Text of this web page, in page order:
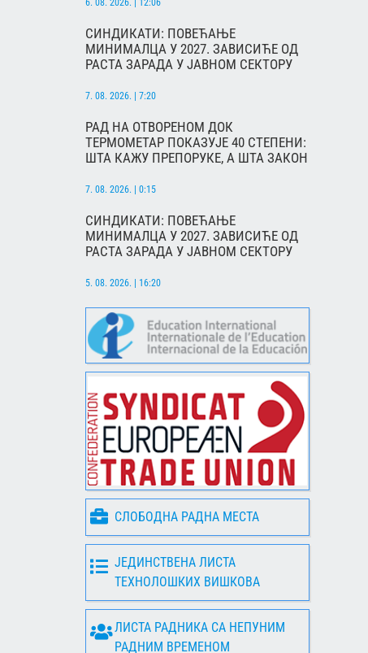
6. 08. 2026. | 12:06
СИНДИКАТИ: ПОВЕЋАЊЕ
МИНИМАЛЦА У 2027. ЗАВИСИЋЕ ОД
РАСТА ЗАРАДА У ЈАВНОМ СЕКТОРУ
7. 08. 2026. | 7:20
РАД НА ОТВОРЕНОМ ДОК
ТЕРМОМЕТАР ПОКАЗУЈЕ 40 СТЕПЕНИ:
ШТА КАЖУ ПРЕПОРУКЕ, А ШТА ЗАКОН
7. 08. 2026. | 0:15
СИНДИКАТИ: ПОВЕЋАЊЕ
МИНИМАЛЦА У 2027. ЗАВИСИЋЕ ОД
РАСТА ЗАРАДА У ЈАВНОМ СЕКТОРУ
5. 08. 2026. | 16:20
СЛОБОДНА РАДНА МЕСТА
ЈЕДИНСТВЕНА ЛИСТА
ТЕХНОЛОШКИХ ВИШКОВА
ЛИСТА РАДНИКА СА НЕПУНИМ
РАДНИМ ВРЕМЕНОМ